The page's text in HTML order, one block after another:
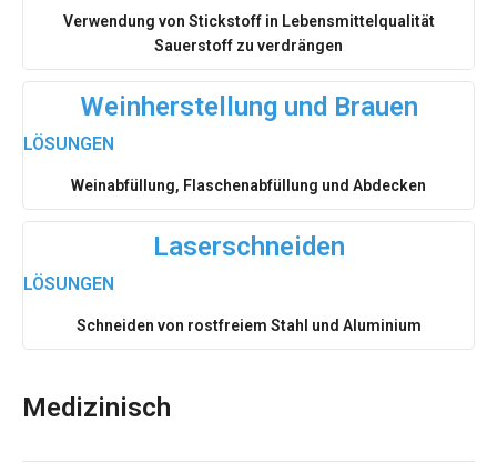
Verwendung von Stickstoff in Lebensmittelqualität
Sauerstoff zu verdrängen
Weinherstellung und Brauen
LÖSUNGEN
Weinabfüllung, Flaschenabfüllung und Abdecken
Laserschneiden
LÖSUNGEN
Schneiden von rostfreiem Stahl und Aluminium
Medizinisch